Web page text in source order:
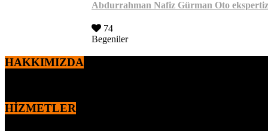
Abdurrahman Nafiz Gürman Oto ekspertiz
74
Begeniler
HAKKIMIZDA
HİZMETLER